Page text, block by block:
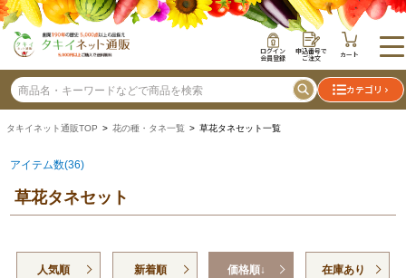
ログイン
会員登録
申込番号で
ご注文 カート
カテゴリ
タキイネット通販TOP > 花の種・タネ一覧 > 草花タネセット一覧
アイテム数(36)
草花タネセット
人気順 新着順 価格順↓ 在庫あり